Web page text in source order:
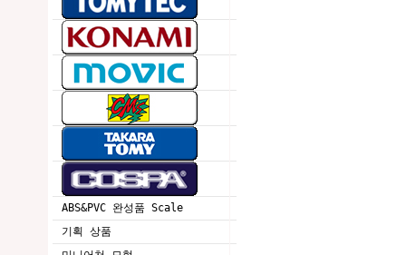
ABS&PVC 완성품 Scale
기획 상품